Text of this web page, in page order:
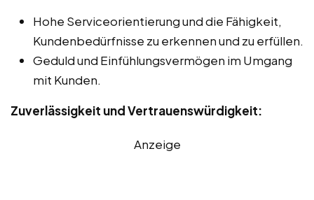
Hohe Serviceorientierung und die Fähigkeit,
Kundenbedürfnisse zu erkennen und zu erfüllen.
Geduld und Einfühlungsvermögen im Umgang
mit Kunden.
Zuverlässigkeit und Vertrauenswürdigkeit:
Anzeige